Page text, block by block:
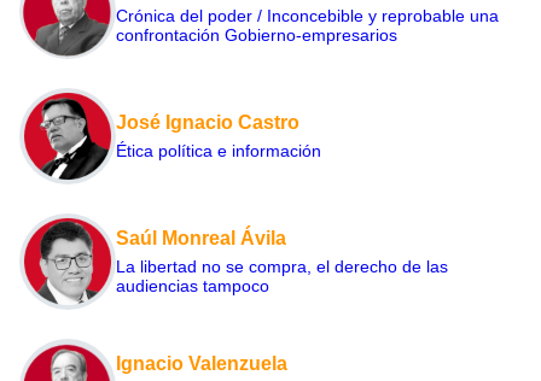
Crónica del poder / Inconcebible y reprobable una
confrontación Gobierno-empresarios
José Ignacio Castro
Ética política e información
Saúl Monreal Ávila
La libertad no se compra, el derecho de las
audiencias tampoco
Ignacio Valenzuela